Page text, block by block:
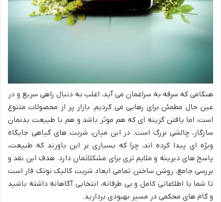
هنگامی که سرفه به سراغمان می آید، اغلب به دنبال راهی سریع و در
عین حال مطمئن برای رهایی می گردیم. بازار پر از محصولات متنوع
است، اما یافتن گزینه ای که هم موثر باشد و هم با طبیعت بدنمان
سازگار، چالشی بزرگ است. در این میان، شربت های گیاهی جایگاه
ویژه ای پیدا کرده اند، چرا که بسیاری بر این باورند که طبیعت،
پاسخ های دیرینه و ملایم تری برای مشکلاتمان دارد. هدف این نقد و
بررسی جامع، روشن ساختن تمامی ابعاد شربت کالیک نوتک فار است
تا شما با اطلاعاتی کامل و بی طرفانه، انتخابی آگاهانه داشته باشید
و گام های محکمی در مسیر بهبودی بردارید.